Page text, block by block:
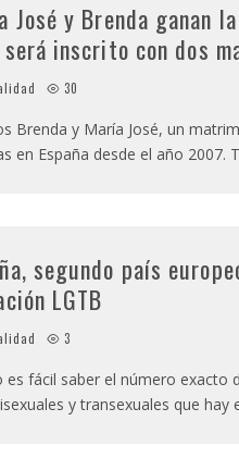
José y Brenda ganan
será inscrito con dos
30
Brenda y María José, un
en España desde el año 2007.
segundo país
LGTB
3
es fácil saber el número exacto
y transexuales que hay